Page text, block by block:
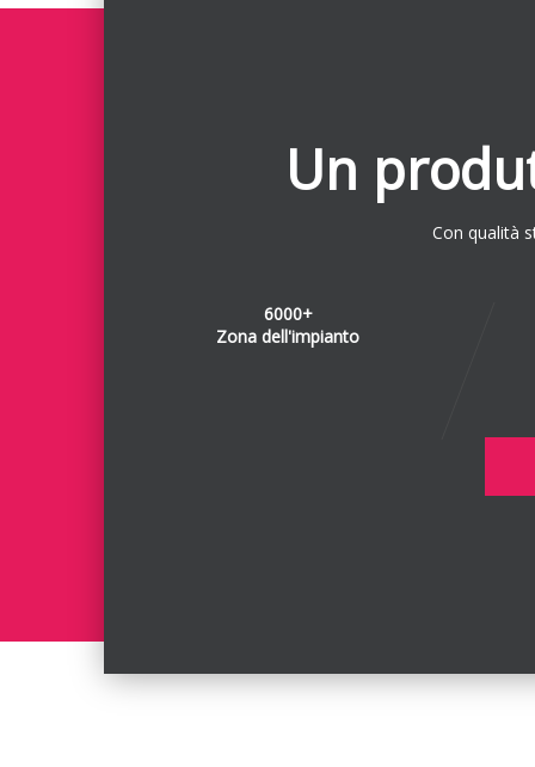
Un
Con qualità
6000+
Zona dell'impianto